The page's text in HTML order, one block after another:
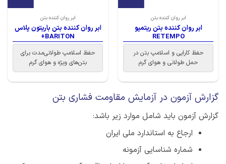
ابر روان کننده بتن
ابر روان کننده بتن ریتمپو
RETEMPO
حفظ کارایی و اسلامپ بتن در
حمل طولانی و هوای گرم
ابر روان کننده بتن
ابر روان کننده بتن باریتون پلاس
BARITON+
حفظ اسلامپ طولانی‌مدت برای
بتن‌های ویژه و هوای گرم
گزارش آزمون در آزمایش مقاومت فشاری بتن
گزارش آزمون باید شامل موارد زیر باشد:
ارجاع به استاندارد ملی ایران
شماره شناسایی آزمونه